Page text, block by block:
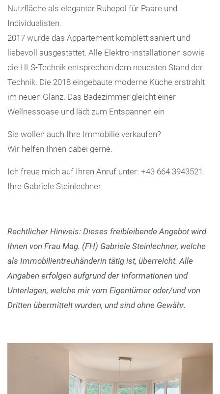
Nutzfläche als eleganter Ruhepol für Paare und
Individualisten.
2017 wurde das Appartement komplett saniert und
liebevoll ausgestattet. Alle Elektro-installationen sowie
die HLS-Technik entsprechen dem neuesten Stand der
Technik. Die 2018 eingebaute moderne Küche erstrahlt
im neuen Glanz. Das Badezimmer gleicht einer
Wellnessoase und lädt zum Entspannen ein
Sie wollen auch Ihre Immobilie verkaufen?
Wir helfen Ihnen dabei gerne.
Ich freue mich auf Ihren Anruf unter: +43 664 3943521.
Ihre Gabriele Steinlechner
Rechtlicher Hinweis: Dieses freibleibende Angebot wird
Ihnen von Frau Mag. (FH) Gabriele Steinlechner, welche
als Immobilientreuhänderin tätig ist, überreicht. Alle
Angaben erfolgen aufgrund der Informationen und
Unterlagen, welche mir vom Eigentümer oder/und von
Dritten übermittelt wurden, und sind ohne Gewähr.